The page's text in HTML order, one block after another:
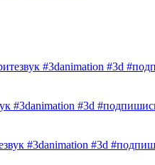
#3danimation #3d
#3danimation #3d
#3danimation #3d